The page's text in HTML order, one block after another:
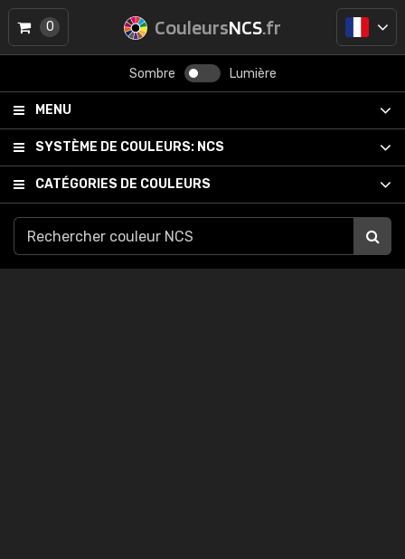
CouleursNCS.fr
Sombre Lumière
MENU
SYSTÈME DE COULEURS: NCS
CATÉGORIES DE COULEURS
0